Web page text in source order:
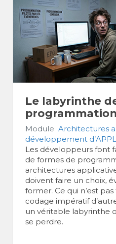
Le labyrinthe
programmation
Module Architectures
développement
Les développeurs font
de formes de
architectures
doivent faire un choix,
former. Ce qui n’est
codage impératif
un véritable labyrinthe
se perdre.